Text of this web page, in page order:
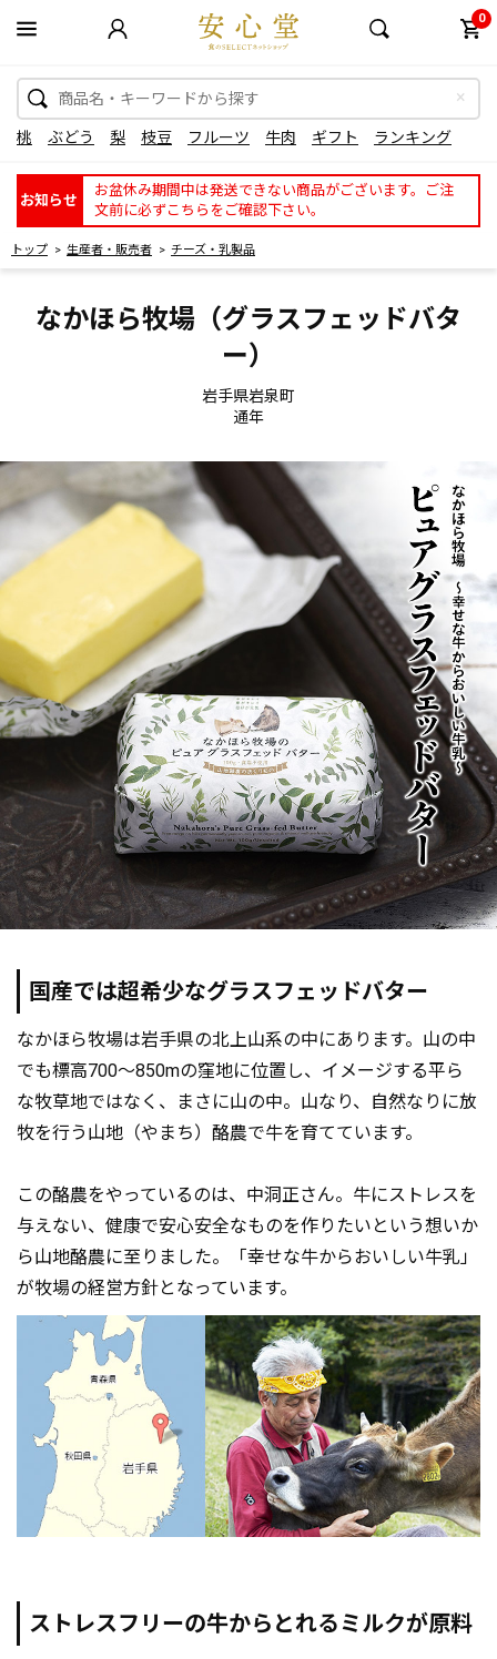
0
桃 ぶどう 梨 枝豆 フルーツ 牛肉 ギフト ランキング
お知らせ
お盆休み期間中は発送できない商品がございます。ご注
文前に必ずこちらをご確認下さい。
トップ 生産者・販売者 チーズ・乳製品
なかほら牧場（グラスフェッドバタ
ー）
岩手県岩泉町
通年
国産では超希少なグラスフェッドバター
なかほら牧場は岩手県の北上山系の中にあります。山の中
でも標高700～850mの窪地に位置し、イメージする平ら
な牧草地ではなく、まさに山の中。山なり、自然なりに放
牧を行う山地（やまち）酪農で牛を育てています。
この酪農をやっているのは、中洞正さん。牛にストレスを
与えない、健康で安心安全なものを作りたいという想いか
ら山地酪農に至りました。「幸せな牛からおいしい牛乳」
が牧場の経営方針となっています。
ストレスフリーの牛からとれるミルクが原料